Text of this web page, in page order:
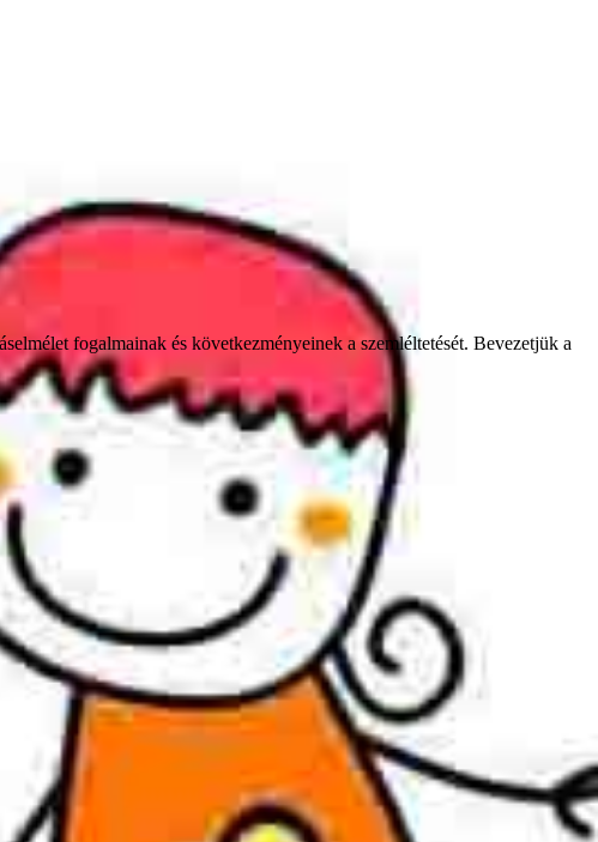
fogalmainak és következményeinek a szemléltetését. Bevezetjük a